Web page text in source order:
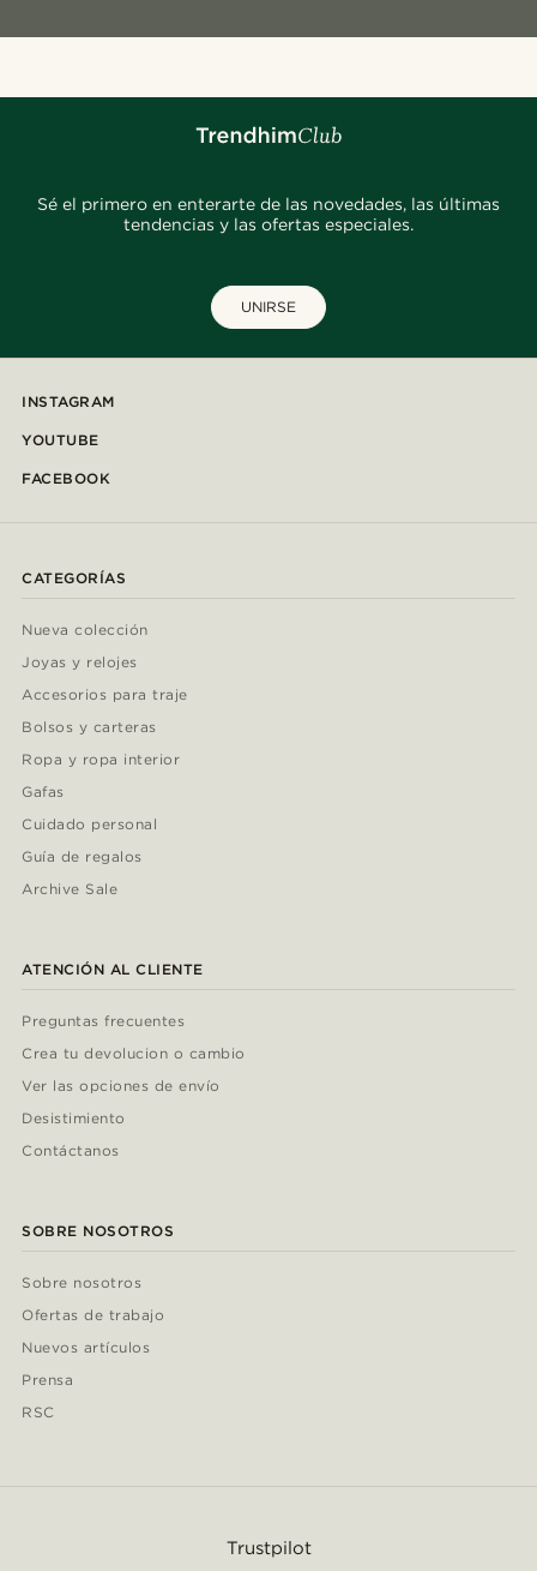
Sé el primero en enterarte de las novedades, las últimas
tendencias y las ofertas especiales.
UNIRSE
INSTAGRAM
YOUTUBE
FACEBOOK
CATEGORÍAS
Nueva colección
Joyas y relojes
Accesorios para traje
Bolsos y carteras
Ropa y ropa interior
Gafas
Cuidado personal
Guía de regalos
Archive Sale
ATENCIÓN AL CLIENTE
Preguntas frecuentes
Crea tu devolucion o cambio
Ver las opciones de envío
Desistimiento
Contáctanos
SOBRE NOSOTROS
Sobre nosotros
Ofertas de trabajo
Nuevos artículos
Prensa
RSC
Trustpilot